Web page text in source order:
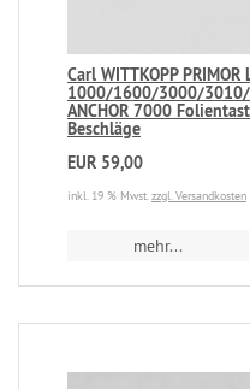
Carl WITTKOPP
1000/1600/3000/
ANCHOR 7000
Beschläge
EUR 59,00
inkl. 19 % Mwst.zzgl. Versandkosten
mehr...